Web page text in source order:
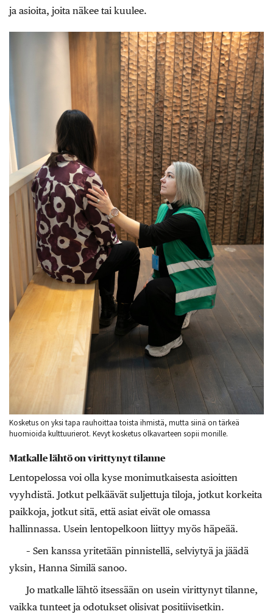
ja asioita, joita näkee tai kuulee.
Kosketus on yksi tapa rauhoittaa toista ihmistä, mutta siinä on tärkeä
huomioida kulttuurierot. Kevyt kosketus olkavarteen sopii monille.
Matkalle lähtö on virittynyt tilanne
Lentopelossa voi olla kyse monimutkaisesta asioitten
vyyhdistä. Jotkut pelkäävät suljettuja tiloja, jotkut korkeita
paikkoja, jotkut sitä, että asiat eivät ole omassa
hallinnassa. Usein lentopelkoon liittyy myös häpeää.
– Sen kanssa yritetään pinnistellä, selviytyä ja jäädä
yksin, Hanna Similä sanoo.
Jo matkalle lähtö itsessään on usein virittynyt tilanne,
vaikka tunteet ja odotukset olisivat positiivisetkin.